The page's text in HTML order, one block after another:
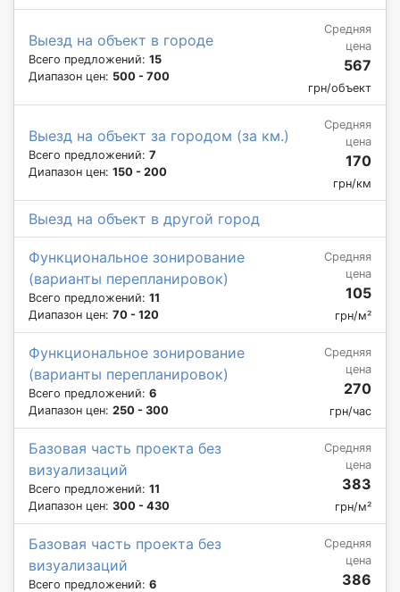
Выезд на объект в городе
Всего предложений: 15
Диапазон цен: 500 - 700
Средняя
цена
567
грн/объект
Выезд на объект за городом (за км.)
Всего предложений: 7
Диапазон цен: 150 - 200
Средняя
цена
170
грн/км
Выезд на объект в другой город
Функциональное зонирование
(варианты перепланировок)
Всего предложений: 11
Диапазон цен: 70 - 120
Средняя
цена
105
грн/м²
Функциональное зонирование
(варианты перепланировок)
Всего предложений: 6
Диапазон цен: 250 - 300
Средняя
цена
270
грн/час
Базовая часть проекта без
визуализаций
Всего предложений: 11
Диапазон цен: 300 - 430
Средняя
цена
383
грн/м²
Базовая часть проекта без
визуализаций
Всего предложений: 6
Средняя
цена
386